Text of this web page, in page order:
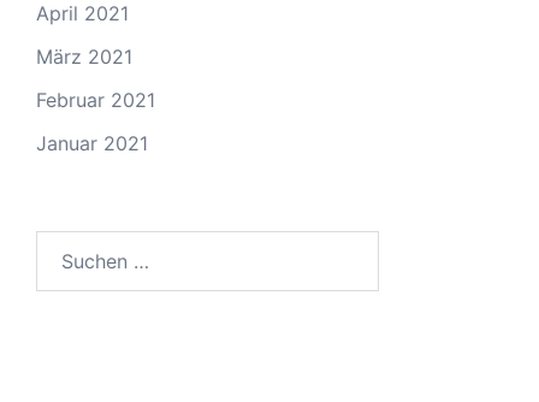
April 2021
März 2021
Februar 2021
Januar 2021